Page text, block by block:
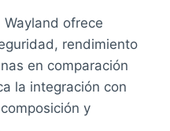
ofrece
rendimiento
en comparación
la integración con
y